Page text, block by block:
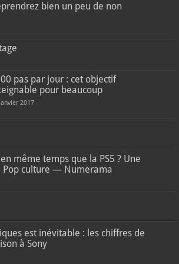
bien un peu de non
pas par jour : cet objectif
pour beaucoup
2017
même temps que la PS5 ? Une
culture — Numerama
est inévitable : les chiffres de
à Sony